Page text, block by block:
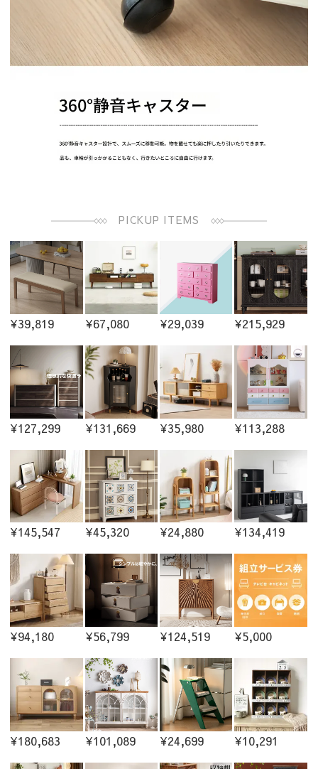
PICKUP ITEMS
¥39,819 ¥67,080 ¥29,039 ¥215,929
¥127,299 ¥131,669 ¥35,980 ¥113,288
¥145,547 ¥45,320 ¥24,880 ¥134,419
¥94,180 ¥56,799 ¥124,519 ¥5,000
¥180,683 ¥101,089 ¥24,699 ¥10,291